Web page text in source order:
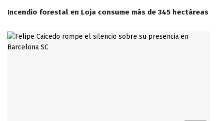
Incendio forestal en Loja consume más de 345 hectáreas